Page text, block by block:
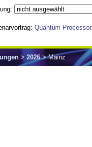
Quantum
> 2026> Mainz